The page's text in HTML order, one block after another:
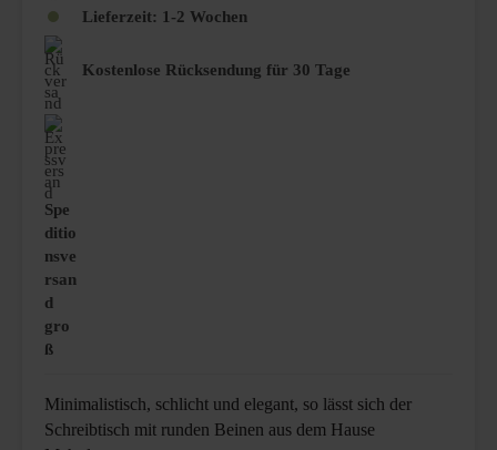
Lieferzeit: 1-2 Wochen
Kostenlose Rücksendung für 30 Tage
Spe
ditio
nsve
rsan
d
gro
ß
Minimalistisch, schlicht und elegant, so lässt sich der
Schreibtisch mit runden Beinen aus dem Hause